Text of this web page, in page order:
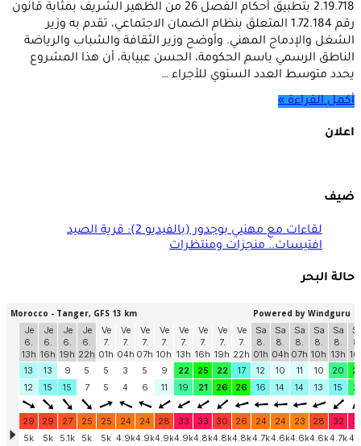
2.19.718 بتطبيق أحكام الفصل 26 من الظهير الشريف بمثابة قانون
رقم 1.72.184 المتعلق بنظام الضمان الاجتماعي، تقدم به وزير
الشغل والإدماج المهني. وأوضح وزير الثقافة والشباب والرياضة
الناطق الرسمي باسم الحكومة، الحسن عبيابة، أن هذا المشروع
يحدد متوسط العدد السنوي للأجراء …
أكمل القراءة »
اعلان
ضيف
لقاءات مع مهنيي بوجدور (بالفيديو 2): قرية الصيد
افتيسات.. منجزات ومنتظرات
حالة البحر